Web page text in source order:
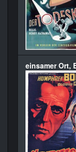
einsamer Ort,